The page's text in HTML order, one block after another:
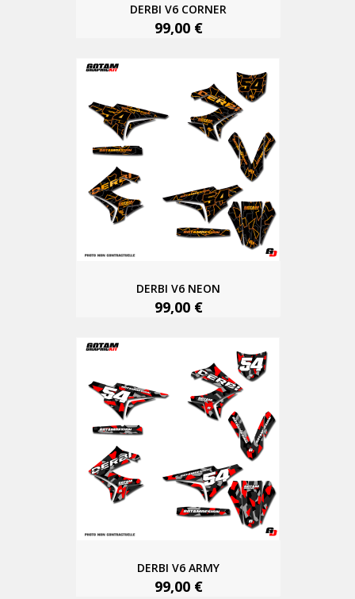
DERBI V6 CORNER
99,00 €
DERBI V6 NEON
99,00 €
DERBI V6 ARMY
99,00 €